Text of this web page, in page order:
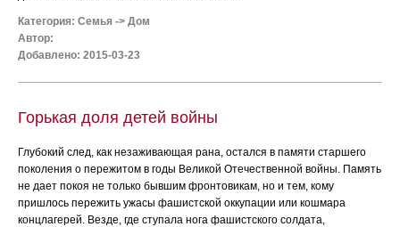
Категория: Семья -> Дом
Автор:
Добавлено: 2015-03-23
Горькая доля детей войны
Глубокий след, как незаживающая рана, остался в памяти старшего
поколения о пережитом в годы Великой Отечественной войны. Память
не дает покоя не только бывшим фронтовикам, но и тем, кому
пришлось пережить ужасы фашистской оккупации или кошмара
концлагерей. Везде, где ступала нога фашистского солдата,